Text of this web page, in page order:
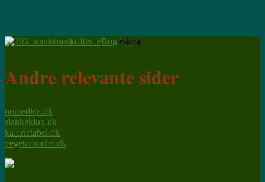
e-bog
Andre relevante sider
nomedica.dk
slankeklub.dk
kalorietabel.dk
vegetarbladet.dk